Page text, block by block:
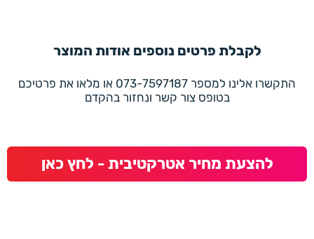
לקבלת פרטים נוספים אודות המוצר
התקשרו אלינו למספר 073-7597187 או מלאו את פרטיכם
בטופס צור קשר ונחזור בהקדם
להצעת מחיר אטרקטיבית - לחץ כאן